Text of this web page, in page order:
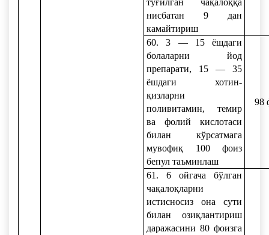
нисбатан 9 дан
камайтириш
60. 3 — 15 ёшдаги
болаларни йод
препарати, 15 — 35
ёшдаги хотин-
қизларни
поливитамин, темир
ва фолий кислотаси
билан кўрсатмага
мувофиқ 100 фоиз
бепул таъминлаш
98
61. 6 ойгача бўлган
чақалоқларни
истисносиз она сути
билан озиқлантириш
даражасини 80 фоизга